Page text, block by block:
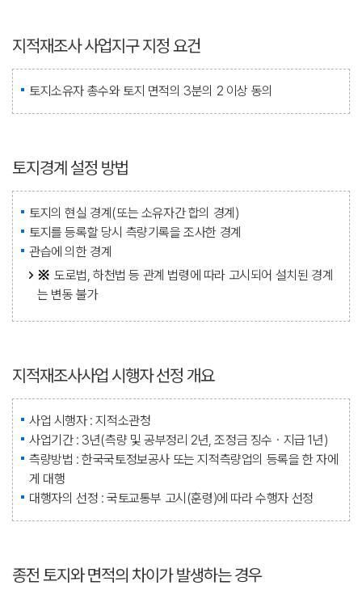
지적재조사 사업지구 지정 요건
토지소유자 총수와 토지 면적의 3분의 2 이상 동의
토지경계 설정 방법
토지의 현실 경계(또는 소유자간 합의 경계)
토지를 등록할 당시 측량기록을 조사한 경계
관습에 의한 경계
도로법, 하천법 등 관계 법령에 따라 고시되어 설치된 경계
는 변동 불가
지적재조사사업 시행자 선정 개요
사업 시행자 : 지적소관청
사업기간 : 3년(측량 및 공부정리 2년, 조정금 징수ㆍ지급 1년)
측량방법 : 한국국토정보공사 또는 지적측량업의 등록을 한 자에
게 대행
대행자의 선정 : 국토교통부 고시(훈령)에 따라 수행자 선정
종전 토지와 면적의 차이가 발생하는 경우